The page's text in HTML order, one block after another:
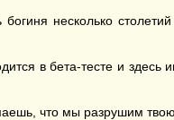
несколько
в бета-тесте и здесь
что мы разрушим